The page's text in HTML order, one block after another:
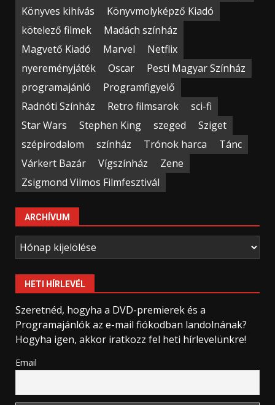
Könyves kihívás
Könyvmolyképző Kiadó
kötelező filmek
Madách színház
Magvető Kiadó
Marvel
Netflix
nyereményjáték
Oscar
Pesti Magyar Színház
programajánló
Programfigyelő
Radnóti Színház
Retro filmsarok
sci-fi
Star Wars
Stephen King szeged
Sziget
szépirodalom
színház Trónok harca
Tánc
Várkert Bazár
Vígszínház
Zene
Zsigmond Vilmos Filmfesztivál
ARCHÍVUM
Archívum
HETI HÍRLEVÉL
Szeretnéd, hogyha a DVD-premierek és a
Programajánlók az e-mail fiókodban landolnának?
Hogyha igen, akkor iratkozz fel heti hírlevelünkre!
Email